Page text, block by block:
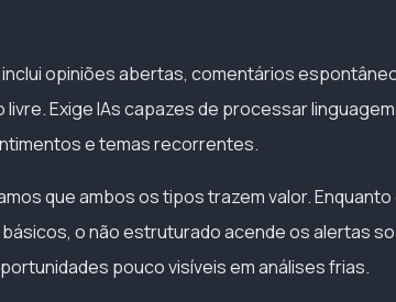
inclui opiniões abertas, comentários
Exige IAs capazes de processar
e temas recorrentes.
que ambos os tipos trazem valor.
o não estruturado acende os alertas
pouco visíveis em análises frias.